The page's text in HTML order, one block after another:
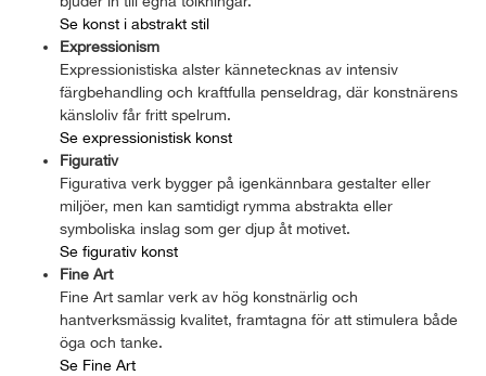
Se konst i abstrakt stil
Expressionism
Expressionistiska alster kännetecknas av intensiv
färgbehandling och kraftfulla penseldrag, där konstnärens
känsloliv får fritt spelrum.
Se expressionistisk konst
Figurativ
Figurativa verk bygger på igenkännbara gestalter eller
miljöer, men kan samtidigt rymma abstrakta eller
symboliska inslag som ger djup åt motivet.
Se figurativ konst
Fine Art
Fine Art samlar verk av hög konstnärlig och
hantverksmässig kvalitet, framtagna för att stimulera både
öga och tanke.
Se Fine Art